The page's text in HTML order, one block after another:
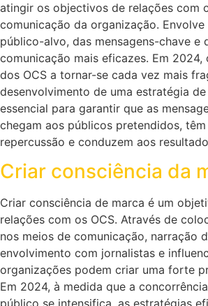
atingir os objectivos de relações com
comunicação da organização.
público-alvo, das mensagens-chave e
comunicação mais eficazes. Em 2024,
dos OCS a tornar-se cada vez mais
desenvolvimento de uma estratégia de
essencial para garantir que as
chegam aos públicos pretendidos,
repercussão e conduzem aos
Criar consciência da
Criar consciência de marca é um
relações com os OCS. Através de
nos meios de comunicação, narração
envolvimento com jornalistas e
organizações podem criar uma forte
Em 2024, à medida que a